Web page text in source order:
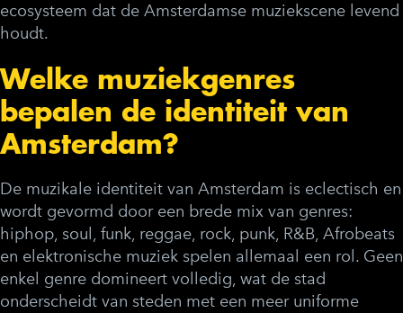
ecosysteem dat de Amsterdamse muziekscene levend
houdt.
Welke muziekgenres
bepalen de identiteit van
Amsterdam?
De muzikale identiteit van Amsterdam is eclectisch en
wordt gevormd door een brede mix van genres:
hiphop, soul, funk, reggae, rock, punk, R&B, Afrobeats
en elektronische muziek spelen allemaal een rol. Geen
enkel genre domineert volledig, wat de stad
onderscheidt van steden met een meer uniforme